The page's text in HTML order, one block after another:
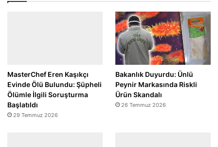
MasterChef Eren Kaşıkçı
Evinde Ölü Bulundu: Şüpheli
Ölümle İlgili Soruşturma
Başlatıldı
29 Temmuz 2026
Bakanlık Duyurdu: Ünlü
Peynir Markasında Riskli
Ürün Skandalı
26 Temmuz 2026